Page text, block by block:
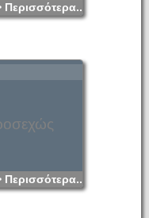
Περισσότερα...
Περισσότερα...